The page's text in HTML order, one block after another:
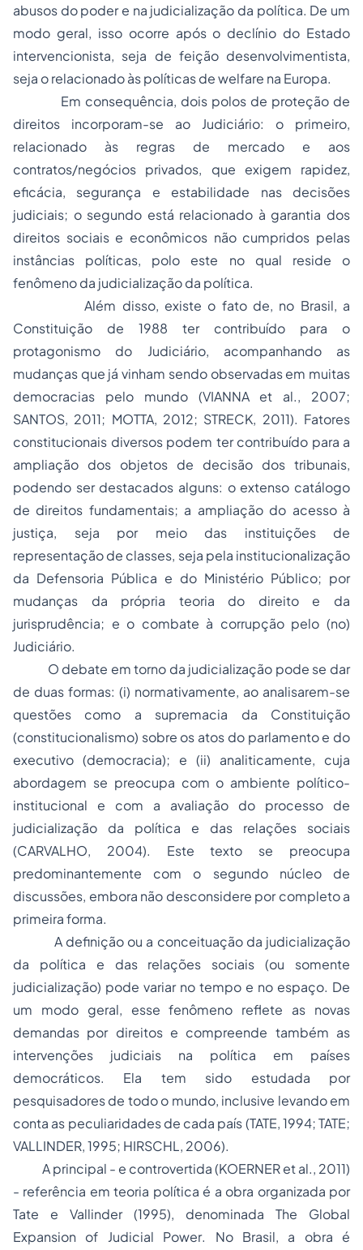
abusos do poder e na judicialização da política. De um
modo geral, isso ocorre após o declínio do Estado
intervencionista, seja de feição desenvolvimentista,
seja o relacionado às políticas dewelfare na Europa.
Em consequência, dois polos de proteção de
direitos incorporam-se ao Judiciário: o primeiro,
relacionado às regras de mercado e aos
contratos/negócios privados, que exigem rapidez,
eficácia, segurança e estabilidade nas decisões
judiciais; o segundo está relacionado à garantia dos
direitos sociais e econômicos não cumpridos pelas
instâncias políticas, polo este no qual reside o
fenômeno da judicialização da política.
Além disso, existe o fato de, no Brasil, a
Constituição de 1988 ter contribuído para o
protagonismo do Judiciário, acompanhando as
mudanças que já vinham sendo observadas em muitas
democracias pelo mundo (VIANNA et al., 2007;
SANTOS, 2011; MOTTA, 2012; STRECK, 2011). Fatores
constitucionais diversos podem ter contribuído para a
ampliação dos objetos de decisão dos tribunais,
podendo ser destacados alguns: o extenso catálogo
de direitos fundamentais; a ampliação do acesso à
justiça, seja por meio das instituições de
representação de classes, seja pela institucionalização
da Defensoria Pública e do Ministério Público; por
mudanças da própria teoria do direitoe da
jurisprudência; e o combate à corrupção pelo (no)
Judiciário.
O debate em torno da judicialização pode se dar
de duas formas: (i) normativamente, ao analisarem-se
questões como a supremacia da Constituição
(constitucionalismo) sobre os atos do parlamento e do
executivo (democracia); e (ii) analiticamente, cuja
abordagem se preocupa com o ambiente político-
institucional e com a avaliação do processo de
judicialização da política e das relações sociais
(CARVALHO, 2004). Este texto se preocupa
predominantemente com o segundo núcleo de
discussões, embora não desconsidere por completo a
primeira forma.
A definição ou a conceituação da judicialização
da política e das relações sociais (ou somente
judicialização) pode variar no tempo e no espaço. De
um modo geral, esse fenômeno reflete as novas
demandas por direitos e compreende também as
intervenções judiciais na política em países
democráticos. Ela tem sido estudada por
pesquisadores de todo o mundo, inclusive levando em
conta as peculiaridades de cada país (TATE, 1994; TATE;
VALLINDER, 1995; HIRSCHL, 2006).
A principal - e controvertida (KOERNER et al., 2011)
- referência em teoria política é a obra organizada por
Tate e Vallinder (1995), denominada The Global
Expansion of Judicial Power. No Brasil, a obra é